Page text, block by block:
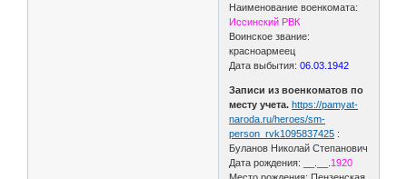
Наименование военкомата:
Иссинский РВК
Воинское звание:
красноармеец
Дата выбытия: 06.03.1942
Записи из военкоматов по
месту учета. https://pamyat-
naroda.ru/heroes/sm-
person_rvk1095837425 :
Буланов Николай Степанович
Дата рождения: __.__. 1920